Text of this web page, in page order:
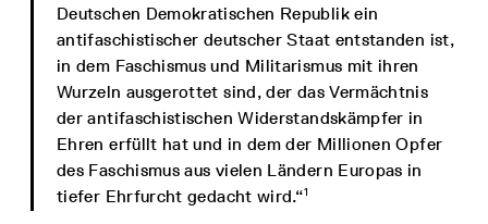
Deutschen Demokratischen Republik ein
antifaschistischer deutscher Staat entstanden ist,
in dem Faschismus und Militarismus mit ihren
Wurzeln ausgerottet sind, der das Vermächtnis
der antifaschistischen Widerstandskämpfer in
Ehren erfüllt hat und in dem der Millionen Opfer
des Faschismus aus vielen Ländern Europas in
tiefer Ehrfurcht gedacht wird.“1